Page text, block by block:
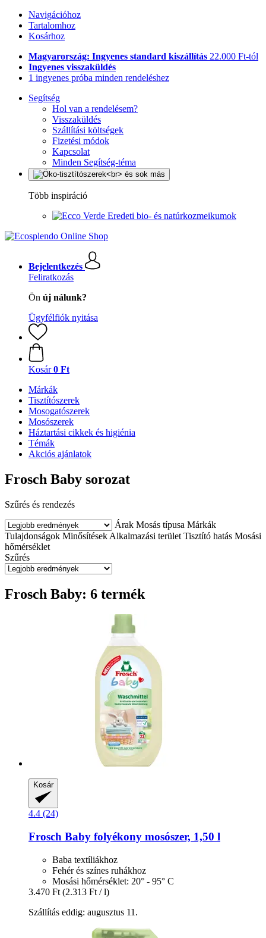
Navigációhoz
Tartalomhoz
Kosárhoz
Magyarország: Ingyenes standard kiszállítás 22.000 Ft-tól
Ingyenes visszaküldés
1 ingyenes próba minden rendeléshez
Segítség
Hol van a rendelésem?
Visszaküldés
Szállítási költségek
Fizetési módok
Kapcsolat
Minden Segítség-téma
Több inspiráció
Eredeti bio- és natúrkozmeikumok
Bejelentkezés
Feliratkozás
Ön új nálunk?
Ügyfélfiók nyitása
Kosár 0 Ft
Márkák
Tisztítószerek
Mosogatószerek
Mosószerek
Háztartási cikkek és higiénia
Témák
Akciós ajánlatok
Frosch Baby sorozat
Szűrés és rendezés
Árak Mosás típusa Márkák
Tulajdonságok Minősítések Alkalmazási terület Tisztító hatás Mosási
hőmérséklet
Szűrés
Frosch Baby: 6 termék
Kosár
4.4 (24)
Frosch Baby folyékony mosószer, 1,50 l
Baba textíliákhoz
Fehér és színes ruhákhoz
Mosási hőmérséklet: 20° - 95° C
3.470 Ft (2.313 Ft / l)
Szállítás eddig: augusztus 11.